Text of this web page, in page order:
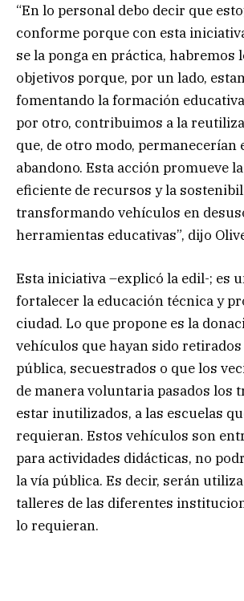
“En lo personal debo decir que
conforme porque con esta
se la ponga en práctica, habremos
objetivos porque, por un lado,
fomentando la formación
por otro, contribuimos a la
que, de otro modo, permanecerían
abandono. Esta acción promueve
eficiente de recursos y la
transformando vehículos en
herramientas educativas”, dijo
Esta iniciativa –explicó la edil-; es
fortalecer la educación técnica y
ciudad. Lo que propone es la
vehículos que hayan sido retirados
pública, secuestrados o que los
de manera voluntaria pasados los
estar inutilizados, a las escuelas
requieran. Estos vehículos son
para actividades didácticas, no
la vía pública. Es decir, serán
talleres de las diferentes
lo requieran.